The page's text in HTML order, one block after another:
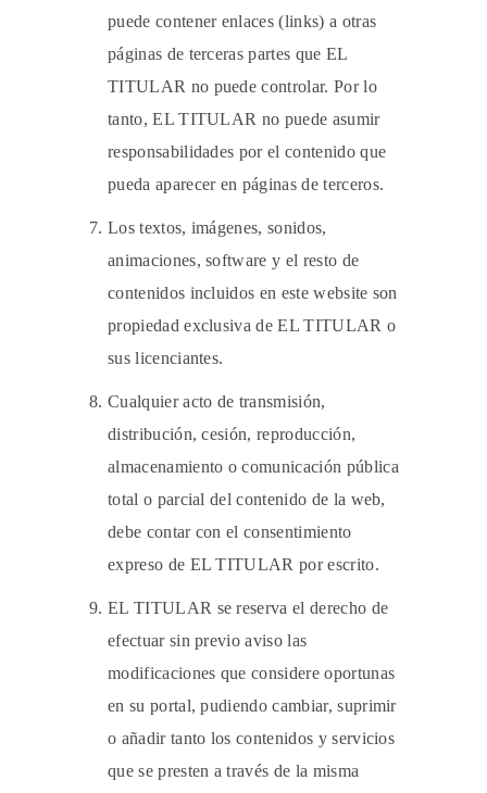
puede contener enlaces (links) a otras
páginas de terceras partes que EL
TITULAR no puede controlar. Por lo
tanto, EL TITULAR no puede asumir
responsabilidades por el contenido que
pueda aparecer en páginas de terceros.
Los textos, imágenes, sonidos,
animaciones, software y el resto de
contenidos incluidos en este website son
propiedad exclusiva de EL TITULAR o
sus licenciantes.
Cualquier acto de transmisión,
distribución, cesión, reproducción,
almacenamiento o comunicación pública
total o parcial del contenido de la web,
debe contar con el consentimiento
expreso de EL TITULAR por escrito.
EL TITULAR se reserva el derecho de
efectuar sin previo aviso las
modificaciones que considere oportunas
en su portal, pudiendo cambiar, suprimir
o añadir tanto los contenidos y servicios
que se presten a través de la misma